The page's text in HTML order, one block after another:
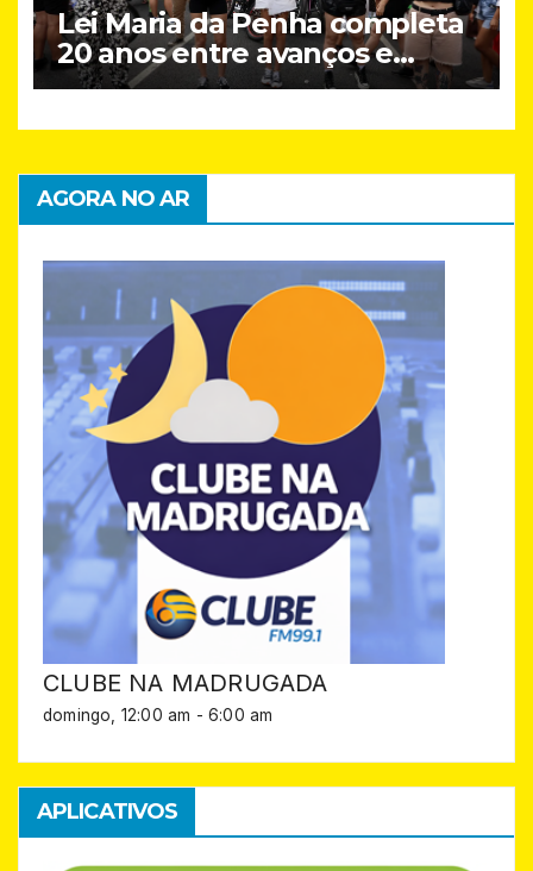
Lei Maria da Penha completa
20 anos entre avanços e
desafios
AGORA NO AR
CLUBE NA MADRUGADA
domingo, 12:00 am -6:00 am
APLICATIVOS